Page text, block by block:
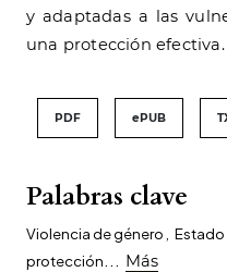
Palabras clave
Violencia de género Estado
protección
Más
y adaptadas a las
una protección efectiva.
PDF ePUB